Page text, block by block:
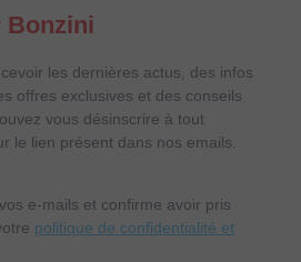
Bonzini
les dernières actus, des infos
offres exclusives et des conseils
vous désinscrire à tout
le lien présent dans nos emails.
e-mails et confirme avoir pris
politique de confidentialité et